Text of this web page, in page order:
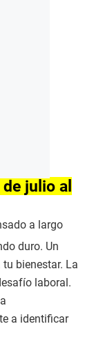
julio al
a largo
duro. Un
bienestar. La
laboral.
a identificar